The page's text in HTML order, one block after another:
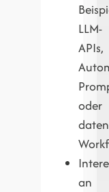
LLM-
APIs,
oder
an